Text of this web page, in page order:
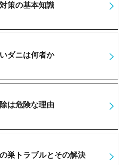
策の基本知識
ダニは何者か
は危険な理由
巣トラブルとその解決